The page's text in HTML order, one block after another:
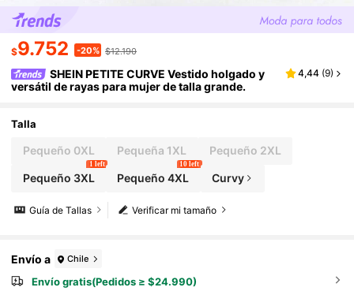
$9.752 -20% $12.190
SHEIN PETITE CURVE Vestido holgado y
versátil de rayas para mujer de talla grande.
4,44 (9)
Talla
Pequeño 0XL Pequeña 1XL Pequeño 2XL
Pequeño 3XL
1 left
Pequeño 4XL
10 left
Curvy
Verificar mi tamaño
Guía de Tallas
Envío a Chile
Envío gratis(Pedidos ≥ $24.990)